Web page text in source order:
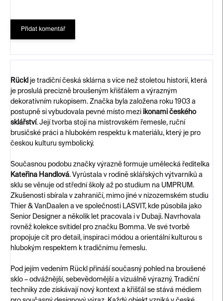
Přidat komentář
Rückl je tradiční česká sklárna s více než stoletou historií, která
je proslulá precizně broušeným křišťálem a výrazným
dekorativním rukopisem. Značka byla založena roku 1903 a
postupně si vybudovala pevné místo mezi ikonami českého
sklářství. Její tvorba stojí na mistrovském řemesle, ruční
brusičské práci a hlubokém respektu k materiálu, který je pro
českou kulturu symbolický.
Současnou podobu značky výrazně formuje umělecká ředitelka
Kateřina Handlová. Vyrůstala v rodině sklářských výtvarníků a
sklu se věnuje od střední školy až po studium na UMPRUM.
Zkušenosti sbírala v zahraničí, mimo jiné v nizozemském studiu
Thier & VanDaalen a ve společnosti LASVIT, kde působila jako
Senior Designer a několik let pracovala i v Dubaji. Navrhovala
rovněž kolekce svítidel pro značku Bomma. Ve své tvorbě
propojuje cit pro detail, inspiraci módou a orientální kulturou s
hlubokým respektem k tradičnímu řemeslu.
Pod jejím vedením Rückl přináší současný pohled na broušené
sklo – odvážnější, sebevědomější a vizuálně výrazný. Tradiční
techniky zde získávají nový kontext a křišťál se stává médiem